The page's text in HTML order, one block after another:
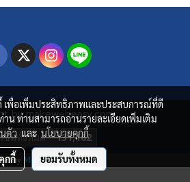
by makewebeasy.com
ชมทั้งหมด 131,162
by MakeWebEasy.com
เพื่อเพิ่มประสิทธิภาพและประสบการณ์ที่ดี
าน ท่านสามารถอ่านรายละเอียดเพิ่มเติม
ตัว และ นโยบายคุกกี้
กกี้ ยอมรับทั้งหมด